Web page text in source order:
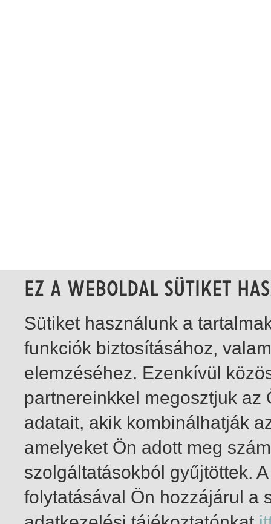
1-20 / insgesamt 49 Treffer
Sütiket használunk a
funkciók biztosításához,
elemzéséhez. Ezenkívül
partnereinkkel megosztjuk
adatait, akik kombinálhatják
amelyeket Ön adott meg
szolgáltatásokból gyűjtöttek.
folytatásával Ön hozzájárul a